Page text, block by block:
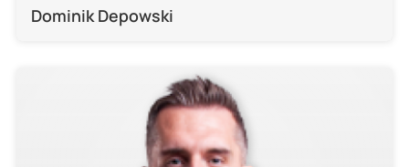
Dominik Depowski